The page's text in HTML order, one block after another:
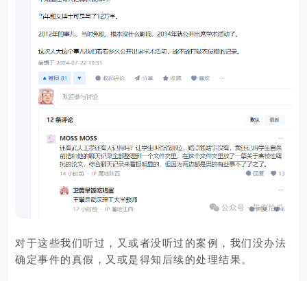
对于这些我们听过，又或者没听过的案例，我们没办法
确定事件的真假，又或是得知后续的处理结果。